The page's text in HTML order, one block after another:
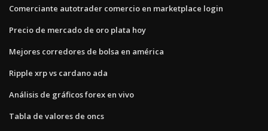
Comerciante autotrader comercio en marketplace login
Precio de mercado de oro plata hoy
Mejores corredores de bolsa en américa
Ripple xrp vs cardano ada
Análisis de gráficos forex en vivo
Tabla de valores de oncs